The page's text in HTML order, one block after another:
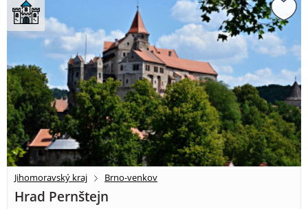
Jihomoravský kraj Brno-venkov
Hrad Pernštejn